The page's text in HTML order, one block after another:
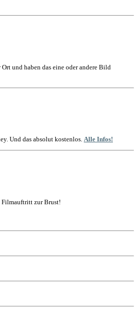
und haben das eine oder andere Bild
Und das absolut kostenlos. Alle Infos!
Filmauftritt zur Brust!